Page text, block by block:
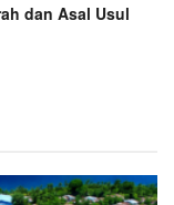
dan Asal Usul